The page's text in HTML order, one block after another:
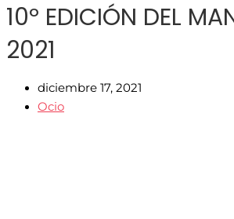
10º EDICIÓN DEL
2021
diciembre 17, 2021
Ocio